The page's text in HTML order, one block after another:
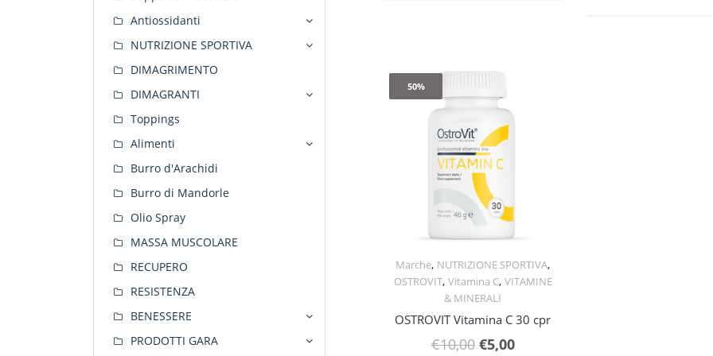
50%
Quick View
Marche, NUTRIZIONE SPORTIVA,
OSTROVIT, Vitamina C, VITAMINE
& MINERALI
OSTROVIT Vitamina C 30 cpr
€10,00 Il
€5,00Il
Antiossidanti
NUTRIZIONE SPORTIVA
DIMAGRIMENTO
DIMAGRANTI
Toppings
Alimenti
Burro d'Arachidi
Burro di Mandorle
Olio Spray
MASSA MUSCOLARE
RECUPERO
RESISTENZA
BENESSERE
PRODOTTI GARA